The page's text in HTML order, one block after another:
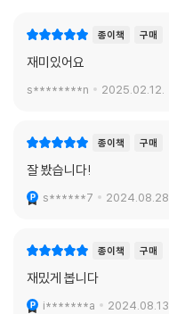
종이책 구매
재미있어요
s********n 2025.02.12.
종이책 구매
잘 봤습니다!
s******7 2024.08.28.
종이책 구매
재밌게 봅니다
i*******a 2024.08.13.